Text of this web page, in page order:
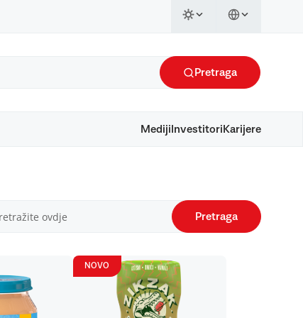
Pretraga
Mediji Investitori Karijere
Pretraga
NOVO